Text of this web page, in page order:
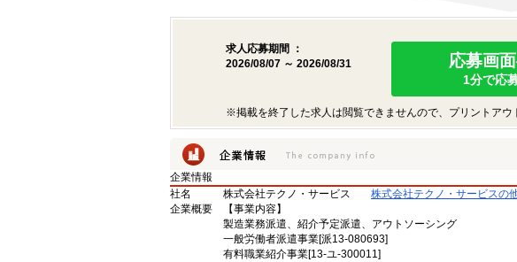
求人応募期間 ：
2026/08/07 ～ 2026/08/31
応募画
1分で応
※掲載を終了した求人は閲覧できませんので、プリントアウ
企業情報
社名
株式会社テクノ・サービス
株式会社テクノ・サービスの
企業概要
【事業内容】
製造業務派遣、紹介予定派遣、アウトソーシング
一般労働者派遣事業[派13-080693]
有料職業紹介事業[13-ユ-300011]